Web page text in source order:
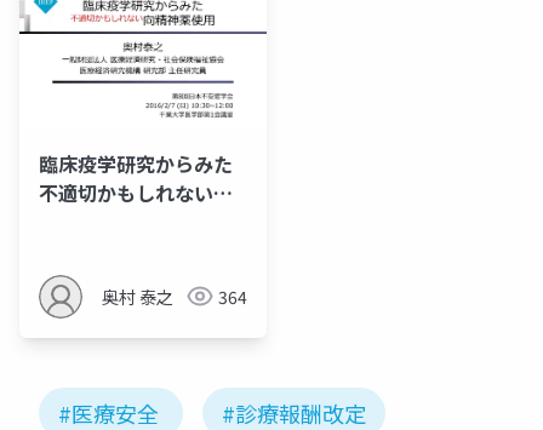
臨床疫学研究からみた
不適切かもしれない向
奥村 泰之 364
#医療安全 #診療報酬改定